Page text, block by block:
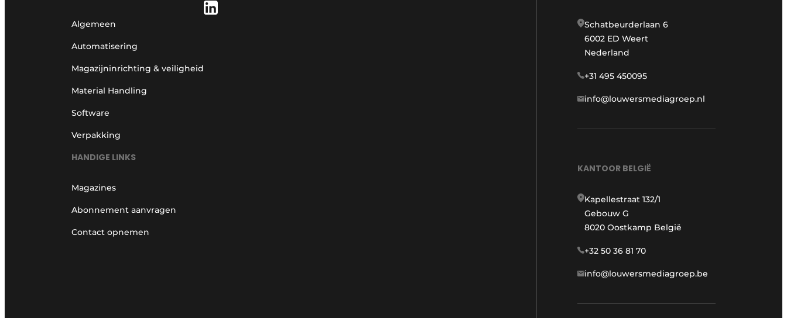
Algemeen
Automatisering
Magazijninrichting & veiligheid
Material Handling
Software
Verpakking
HANDIGE LINKS
Magazines
Abonnement aanvragen
Contact opnemen
Schatbeurderlaan 6
6002 ED Weert
Nederland
+31 495 450095
info@louwersmediagroep.nl
KANTOOR BELGIË
Kapellestraat 132/1
Gebouw G
8020 Oostkamp België
+32 50 36 81 70
info@louwersmediagroep.be